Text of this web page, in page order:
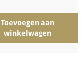
Toevoegen aan
winkelwagen